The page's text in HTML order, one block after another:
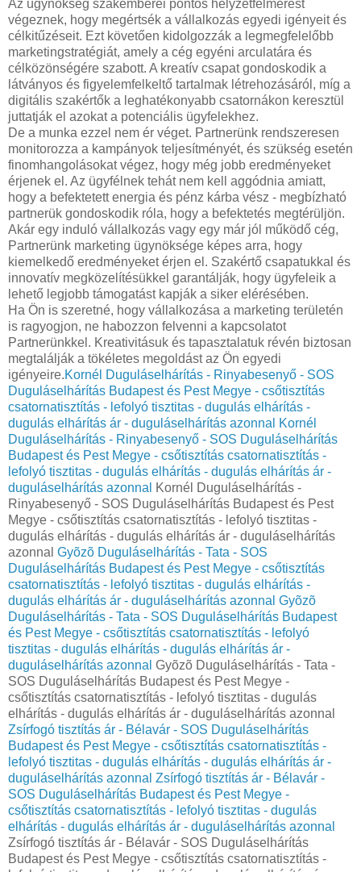
Az ügynökség szakemberei pontos helyzetfelmérést
végeznek, hogy megértsék a vállalkozás egyedi igényeit és
célkitűzéseit. Ezt követően kidolgozzák a legmegfelelőbb
marketingstratégiát, amely a cég egyéni arculatára és
célközönségére szabott. A kreatív csapat gondoskodik a
látványos és figyelemfelkeltő tartalmak létrehozásáról, míg a
digitális szakértők a leghatékonyabb csatornákon keresztül
juttatják el azokat a potenciális ügyfelekhez.
De a munka ezzel nem ér véget. Partnerünk rendszeresen
monitorozza a kampányok teljesítményét, és szükség esetén
finomhangolásokat végez, hogy még jobb eredményeket
érjenek el. Az ügyfélnek tehát nem kell aggódnia amiatt,
hogy a befektetett energia és pénz kárba vész - megbízható
partnerük gondoskodik róla, hogy a befektetés megtérüljön.
Akár egy induló vállalkozás vagy egy már jól működő cég,
Partnerünk marketing ügynöksége képes arra, hogy
kiemelkedő eredményeket érjen el. Szakértő csapatukkal és
innovatív megközelítésükkel garantálják, hogy ügyfeleik a
lehető legjobb támogatást kapják a siker elérésében.
Ha Ön is szeretné, hogy vállalkozása a marketing területén
is ragyogjon, ne habozzon felvenni a kapcsolatot
Partnerünkkel. Kreativitásuk és tapasztalatuk révén biztosan
megtalálják a tökéletes megoldást az Ön egyedi
igényeire.Kornél Duguláselhárítás - Rinyabesenyő - SOS
Duguláselhárítás Budapest és Pest Megye - csőtisztítás
csatornatisztítás - lefolyó tisztitas - dugulás elhárítás -
dugulás elhárítás ár - duguláselhárítás azonnal
Kornél
Duguláselhárítás - Rinyabesenyő - SOS Duguláselhárítás
Budapest és Pest Megye - csőtisztítás csatornatisztítás -
lefolyó tisztitas - dugulás elhárítás - dugulás elhárítás ár -
duguláselhárítás azonnal
Kornél Duguláselhárítás -
Rinyabesenyő - SOS Duguláselhárítás Budapest és Pest
Megye - csőtisztítás csatornatisztítás - lefolyó tisztitas -
dugulás elhárítás - dugulás elhárítás ár - duguláselhárítás
azonnal Gyõzõ Duguláselhárítás - Tata - SOS
Duguláselhárítás Budapest és Pest Megye - csőtisztítás
csatornatisztítás - lefolyó tisztitas - dugulás elhárítás -
dugulás elhárítás ár - duguláselhárítás azonnal Gyõzõ
Duguláselhárítás - Tata - SOS Duguláselhárítás Budapest
és Pest Megye - csőtisztítás csatornatisztítás - lefolyó
tisztitas - dugulás elhárítás - dugulás elhárítás ár -
duguláselhárítás azonnal Gyõzõ Duguláselhárítás - Tata -
SOS Duguláselhárítás Budapest és Pest Megye -
csőtisztítás csatornatisztítás - lefolyó tisztitas - dugulás
elhárítás - dugulás elhárítás ár - duguláselhárítás azonnal
Zsírfogó tisztítás ár - Bélavár - SOS Duguláselhárítás
Budapest és Pest Megye - csőtisztítás csatornatisztítás -
lefolyó tisztitas - dugulás elhárítás - dugulás elhárítás ár -
duguláselhárítás azonnal Zsírfogó tisztítás ár - Bélavár -
SOS Duguláselhárítás Budapest és Pest Megye -
csőtisztítás csatornatisztítás - lefolyó tisztitas - dugulás
elhárítás - dugulás elhárítás ár - duguláselhárítás azonnal
Zsírfogó tisztítás ár - Bélavár - SOS Duguláselhárítás
Budapest és Pest Megye - csőtisztítás csatornatisztítás -